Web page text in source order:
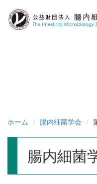
ホーム
腸内細菌学会
腸内細菌